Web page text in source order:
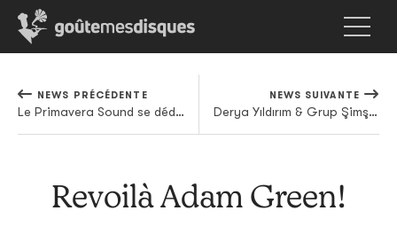
NEWS PRÉCÉDENTE
Le Primavera Sound se dédouble et dévoile une programmation monumentale
NEWS SUIVANTE
Derya Yıldırım & Grup Şimşek sortiront deux albums en 2021
Revoilà Adam Green!